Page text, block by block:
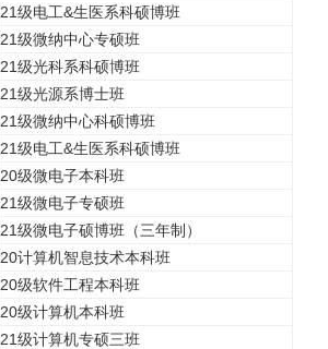
21级电工&生医系科硕博班
21级微纳中心专硕班
21级光科系科硕博班
21级光源系博士班
21级微纳中心科硕博班
21级电工&生医系科硕博班
20级微电子本科班
21级微电子专硕班
21级微电子硕博班（三年制）
20计算机智息技术本科班
20级软件工程本科班
20级计算机本科班
21级计算机专硕三班